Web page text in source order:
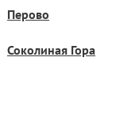
Перово
Соколиная Гора